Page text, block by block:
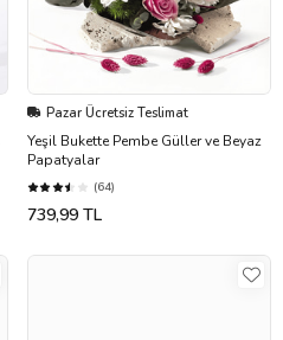
Pazar Ücretsiz Teslimat
Yeşil Bukette Pembe Güller ve Beyaz
Papatyalar
(64)
739,99 TL